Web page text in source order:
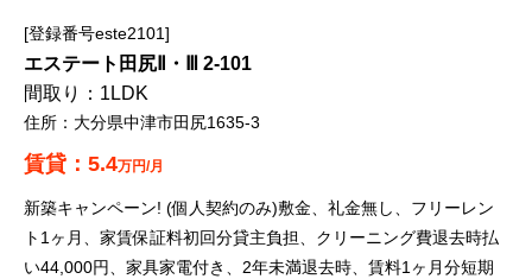
登録番号este2101
エステート田尻Ⅱ・Ⅲ 2-101
1LDK
大分県中津市田尻1635-3
5.4万円/月
新築キャンペーン! (個人契約のみ)敷金、礼金無し、フリーレン
ト1ヶ月、家賃保証料初回分貸主負担、クリーニング費退去時払
い44,000円、家具家電付き、2年未満退去時、賃料1ヶ月分短期